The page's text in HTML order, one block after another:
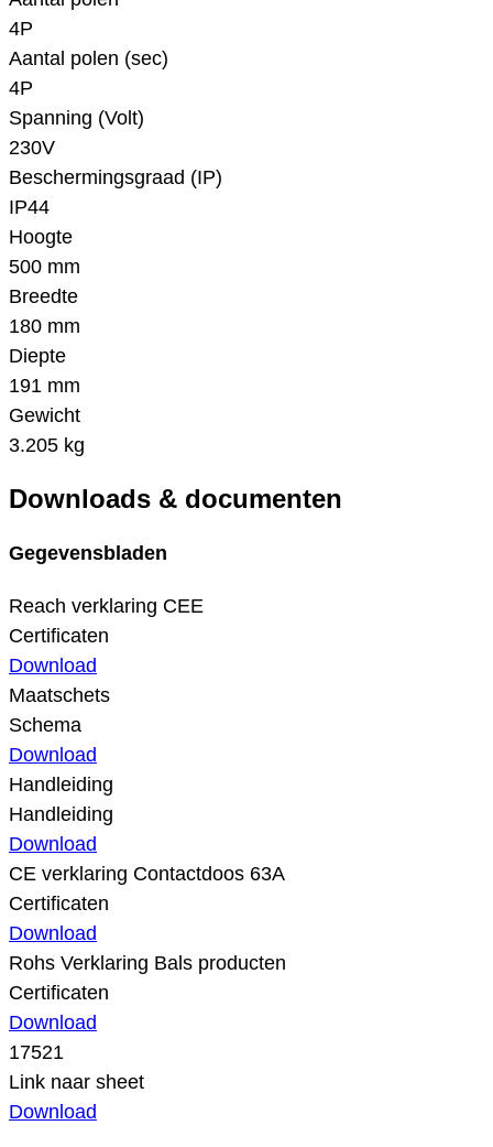
4P
Aantal polen (sec)
4P
Spanning (Volt)
230V
Beschermingsgraad (IP)
IP44
Hoogte
500 mm
Breedte
180 mm
Diepte
191 mm
Gewicht
3.205 kg
Downloads & documenten
Gegevensbladen
Reach verklaring CEE
Certificaten
Download
Maatschets
Schema
Download
Handleiding
Handleiding
Download
CE verklaring Contactdoos 63A
Certificaten
Download
Rohs Verklaring Bals producten
Certificaten
Download
17521
Link naar sheet
Download